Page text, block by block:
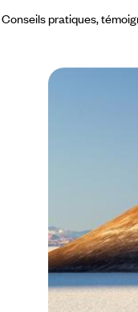
Conseils pratiques,